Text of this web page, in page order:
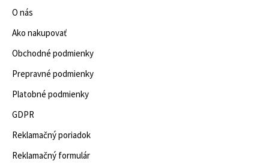
O nás
Ako nakupovať
Obchodné podmienky
Prepravné podmienky
Platobné podmienky
GDPR
Reklamačný poriadok
Reklamačný formulár